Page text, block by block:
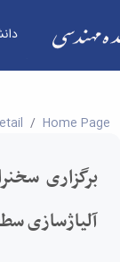
مجازی با
Home Page
برگزاری
آلیاژسازی